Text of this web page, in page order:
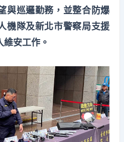
與巡邏勤務，並整合防爆
機隊及新北市警察局支援
安工作。